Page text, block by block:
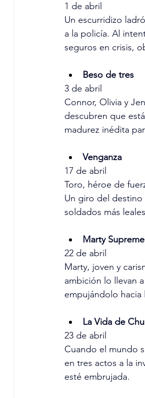
1 de abril
Un escurridizo
a la policía. Al
seguros en crisis,
Beso de tres
3 de abril
Connor, Olivia y
descubren que
madurez inédita
Venganza
17 de abril
Toro, héroe de
Un giro del destino
soldados más
Marty Supreme
22 de abril
Marty, joven y
ambición lo llevan
empujándolo
La Vida de
23 de abril
Cuando el mundo
en tres actos a la
esté embrujada.